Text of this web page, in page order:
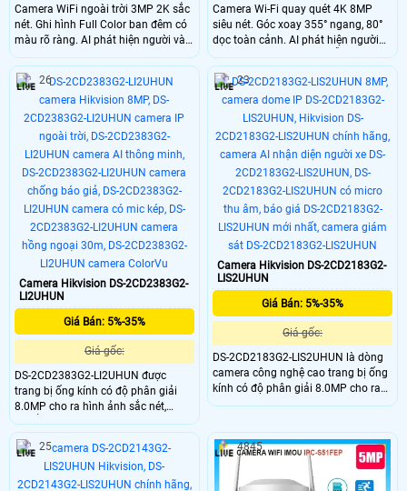
Camera WiFi ngoài trời 3MP 2K sắc
nét. Ghi hình Full Color ban đêm có
màu rõ ràng. AI phát hiện người và
phương tiện chính xác. Báo động
chủ động bằng còi 110dB và đèn
chớp.
Camera Wi-Fi quay quét 4K 8MP
siêu nét. Góc xoay 355° ngang, 80°
dọc toàn cảnh. AI phát hiện người
và thú cưng chính xác. Hỗ trợ nhìn
đêm Full-color thông minh. Đàm
thoại 2 chiều tiện lợi từ xa. Gọi điện
1 chạm về điện thoại tiện lợi. Kết nối
Wi-Fi 6 băng tần kép ổn định. Hỗ trợ
khe thẻ nhớ lên đến 512GB.
Camera Hikvision DS-2CD2383G2-
LI2UHUN
Giá Bán: 5%-35%
Giá gốc:
DS-2CD2383G2-LI2UHUN được
trang bị ống kính có độ phân giải
8.0MP cho ra hình ảnh sắc nét,
chuẩn nén H.265+ giúp tiết kiệm
băng thông khi lưu trữ, với khả năng
nhìn có màu vào ban đêm 30m,
chống ngược sáng WDR 120dB,
trang bị tính năng AI giúp phân việt
26
Camera Hikvision DS-2CD2183G2-
LIS2UHUN
Giá Bán: 5%-35%
Giá gốc:
DS-2CD2183G2-LIS2UHUN là dòng
camera công nghệ cao trang bị ống
kính có độ phân giải 8.0MP cho ra
hình ảnh sắc nét, tích hợp công
nhận diện chính xác người và
phương tiện, hạn chế các cảnh báo
ảo, hỗ trợ chuẩn nén H.265+, hồng
ngoại nhìn ban đêm lên đến 40m
23
25 4845